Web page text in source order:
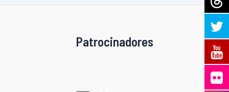
Patrocinadores